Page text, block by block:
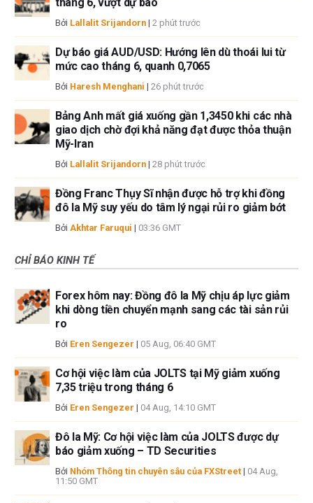
Bởi Lallalit Srijandorn | 2 phút trước
Dự báo giá AUD/USD: Hướng lên dù thoái lui từ
mức cao tháng 6, quanh 0,7065
Bởi Haresh Menghani | 26 phút trước
Bảng Anh mất giá xuống gần 1,3450 khi các nhà
giao dịch chờ đợi khả năng đạt được thỏa thuận
Mỹ-Iran
Bởi Lallalit Srijandorn | 28 phút trước
Đồng Franc Thụy Sĩ nhận được hỗ trợ khi đồng
đô la Mỹ suy yếu do tâm lý ngại rủi ro giảm bớt
Bởi Akhtar Faruqui | 03:36 GMT
CHỈ BÁO KINH TẾ
Forex hôm nay: Đồng đô la Mỹ chịu áp lực giảm
khi dòng tiền chuyển mạnh sang các tài sản rủi
ro
Bởi Eren Sengezer | 05 Aug, 06:40 GMT
Cơ hội việc làm của JOLTS tại Mỹ giảm xuống
7,35 triệu trong tháng 6
Bởi Eren Sengezer | 04 Aug, 14:10 GMT
Đô la Mỹ: Cơ hội việc làm của JOLTS được dự
báo giảm xuống – TD Securities
Bởi Nhóm Thông tin chuyên sâu của FXStreet | 04 Aug,
11:50 GMT